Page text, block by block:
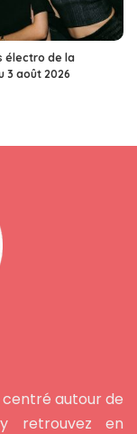
électro de la
3 août 2026
centré autour de
retrouvez en